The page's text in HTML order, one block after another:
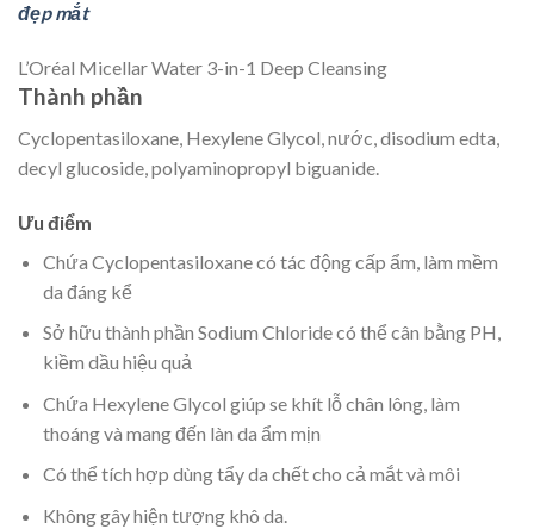
đẹp mắt
L’Oréal Micellar Water 3-in-1 Deep Cleansing
Thành phần
Cyclopentasiloxane, Hexylene Glycol, nước, disodium edta,
decyl glucoside, polyaminopropyl biguanide.
Ưu điểm
Chứa Cyclopentasiloxane có tác động cấp ẩm, làm mềm
da đáng kể
Sở hữu thành phần Sodium Chloride có thể cân bằng PH,
kiềm dầu hiệu quả
Chứa Hexylene Glycol giúp se khít lỗ chân lông, làm
thoáng và mang đến làn da ẩm mịn
Có thể tích hợp dùng tẩy da chết cho cả mắt và môi
Không gây hiện tượng khô da.